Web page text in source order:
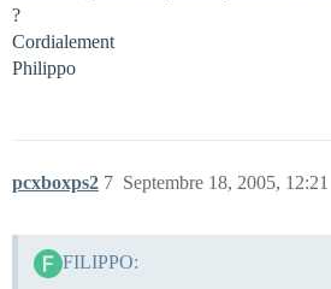
?
Cordialement
Philippo
pcxboxps2 Septembre 18, 2005, 12:21
7
FILIPPO: